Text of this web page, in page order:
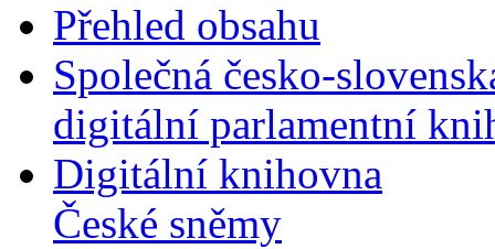
Přehled obsahu
Společná česko-
digitální parlamentní
Digitální knihovna
České sněmy